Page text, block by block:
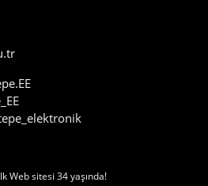
Web sitesi 34 yaşında!